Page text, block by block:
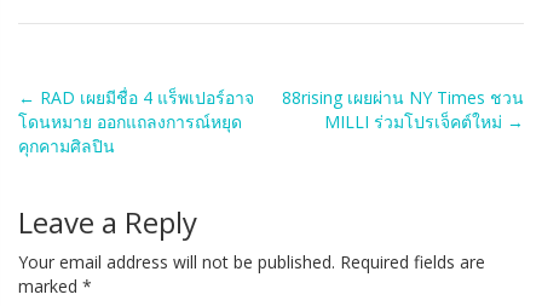
Post
navigation
← RAD เผยมีชื่อ 4 แร็พเปอร์อาจ
โดนหมาย ออกแถลงการณ์หยุด
คุกคามศิลปิน
88rising เผยผ่าน NY Times ชวน
MILLI ร่วมโปรเจ็คต์ใหม่ →
Leave a Reply
Your email address will not be published. Required fields are
marked *